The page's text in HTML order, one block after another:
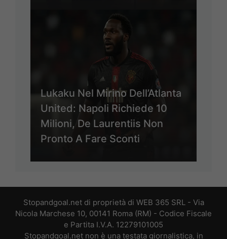
Lukaku Nel Mirino Dell’Atlanta
United: Napoli Richiede 10
Milioni, De Laurentiis Non
Pronto A Fare Sconti
Stopandgoal.net di proprietà di WEB 365 SRL - Via
Nicola Marchese 10, 00141 Roma (RM) - Codice Fiscale
e Partita I.V.A. 12279101005
Stopandgoal.net non è una testata giornalistica, in